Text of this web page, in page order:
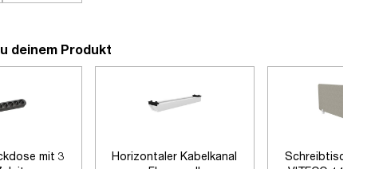
deinem Produkt
mit 3
Horizontaler Kabelkanal